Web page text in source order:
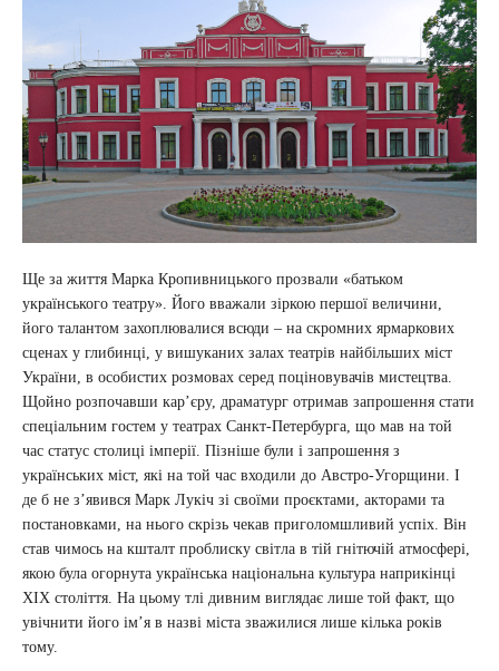
Ще за життя Марка Кропивницького прозвали «батьком
українського театру». Його вважали зіркою першої величини,
його талантом захоплювалися всюди – на скромних ярмаркових
сценах у глибинці, у вишуканих залах театрів найбільших міст
України, в особистих розмовах серед поціновувачів мистецтва.
Щойно розпочавши кар’єру, драматург отримав запрошення стати
спеціальним гостем у театрах Санкт-Петербурга, що мав на той
час статус столиці імперії. Пізніше були і запрошення з
українських міст, які на той час входили до Австро-Угорщини. І
де б не з’явився Марк Лукіч зі своїми проєктами, акторами та
постановками, на нього скрізь чекав приголомшливий успіх. Він
став чимось на кшталт проблиску світла в тій гнітючій атмосфері,
якою була огорнута українська національна культура наприкінці
ХІХ століття. На цьому тлі дивним виглядає лише той факт, що
увічнити його ім’я в назві міста зважилися лише кілька років
тому.